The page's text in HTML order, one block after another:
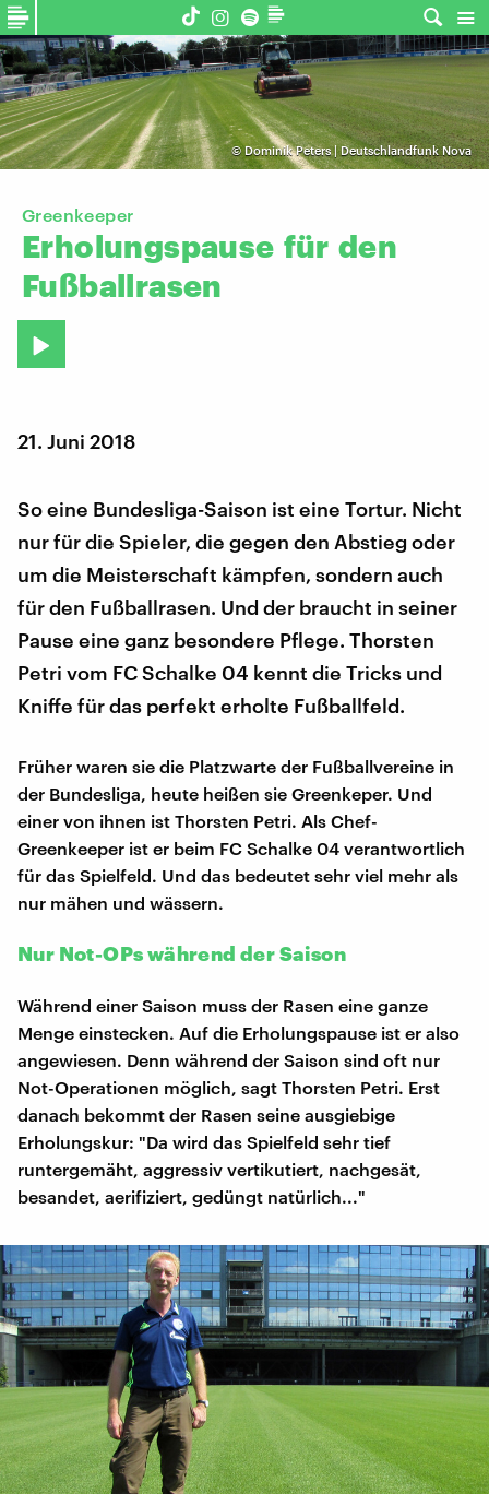
© Dominik Peters | Deutschlandfunk Nova
Greenkeeper
Erholungspause für den
Fußballrasen
21. Juni 2018
So eine Bundesliga-Saison ist eine Tortur. Nicht
nur für die Spieler, die gegen den Abstieg oder
um die Meisterschaft kämpfen, sondern auch
für den Fußballrasen. Und der braucht in seiner
Pause eine ganz besondere Pflege. Thorsten
Petri vom FC Schalke 04 kennt die Tricks und
Kniffe für das perfekt erholte Fußballfeld.
Früher waren sie die Platzwarte der Fußballvereine in
der Bundesliga, heute heißen sie Greenkeper. Und
einer von ihnen ist Thorsten Petri. Als Chef-
Greenkeeper ist er beim FC Schalke 04 verantwortlich
für das Spielfeld. Und das bedeutet sehr viel mehr als
nur mähen und wässern.
Nur Not-OPs während der Saison
Während einer Saison muss der Rasen eine ganze
Menge einstecken. Auf die Erholungspause ist er also
angewiesen. Denn während der Saison sind oft nur
Not-Operationen möglich, sagt Thorsten Petri. Erst
danach bekommt der Rasen seine ausgiebige
Erholungskur: "Da wird das Spielfeld sehr tief
runtergemäht, aggressiv vertikutiert, nachgesät,
besandet, aerifiziert, gedüngt natürlich..."